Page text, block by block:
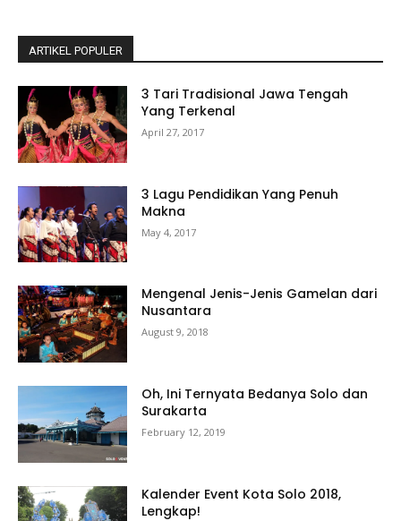
ARTIKEL POPULER
3 Tari Tradisional Jawa Tengah
Yang Terkenal
April 27, 2017
3 Lagu Pendidikan Yang Penuh
Makna
May 4, 2017
Mengenal Jenis-Jenis Gamelan dari
Nusantara
August 9, 2018
Oh, Ini Ternyata Bedanya Solo dan
Surakarta
February 12, 2019
Kalender Event Kota Solo 2018,
Lengkap!